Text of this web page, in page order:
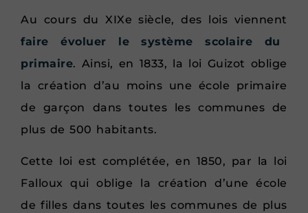
Au cours du XIXe siècle, des lois viennent
faire évoluer le système scolaire du
primaire. Ainsi, en 1833, la loi Guizot oblige
la création d’au moins une école primaire
de garçon dans toutes les communes de
plus de 500 habitants.
Cette loi est complétée, en 1850, par la loi
Falloux qui oblige la création d’une école
de filles dans toutes les communes de plus